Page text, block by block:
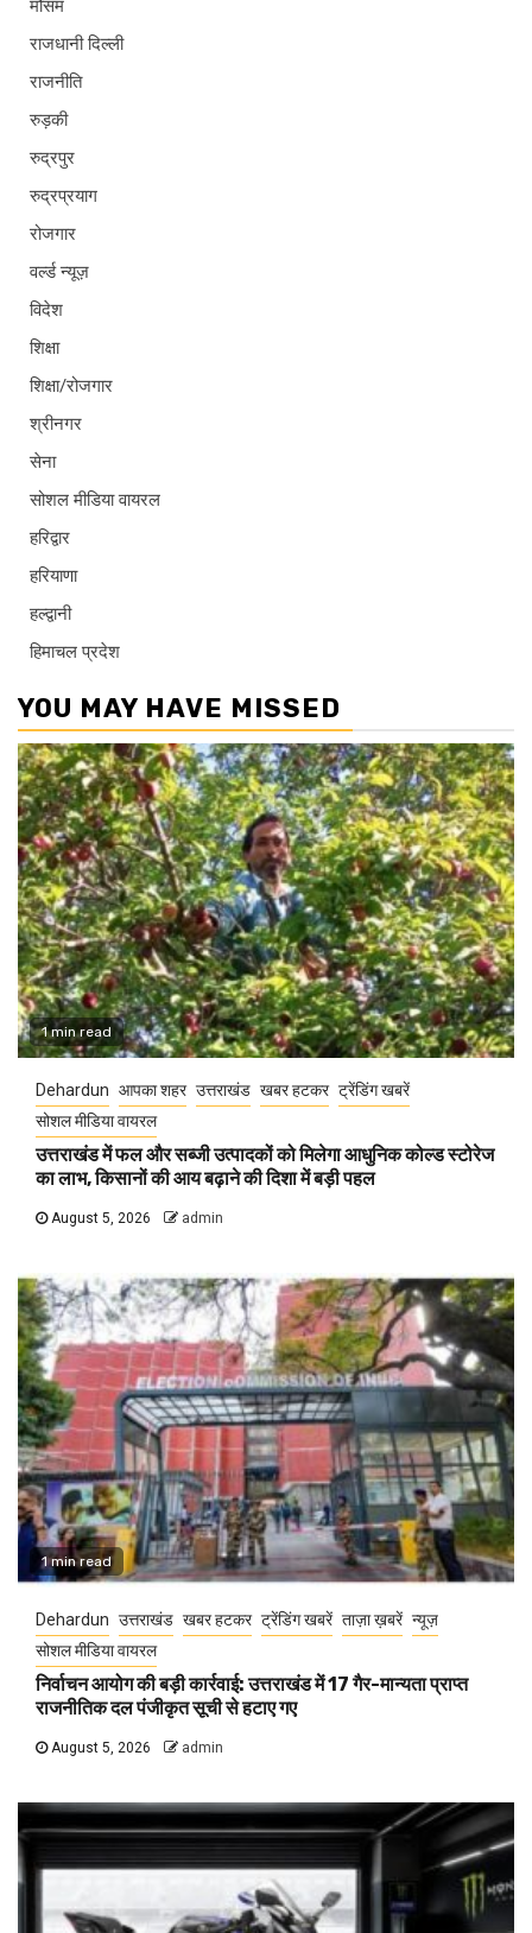
मौसम
राजधानी दिल्ली
राजनीति
रुड़की
रुद्रपुर
रुद्रप्रयाग
रोजगार
वर्ल्ड न्यूज़
विदेश
शिक्षा
शिक्षा/रोजगार
श्रीनगर
सेना
सोशल मीडिया वायरल
हरिद्वार
हरियाणा
हल्द्वानी
हिमाचल प्रदेश
YOU MAY HAVE MISSED
1 min read
Dehardun आपका शहर उत्तराखंड खबर हटकर ट्रेंडिंग खबरें
सोशल मीडिया वायरल
उत्तराखंड में फल और सब्जी उत्पादकों को मिलेगा आधुनिक कोल्ड स्टोरेज
का लाभ, किसानों की आय बढ़ाने की दिशा में बड़ी पहल
August 5, 2026 admin
1 min read
Dehardun उत्तराखंड खबर हटकर ट्रेंडिंग खबरें ताज़ा ख़बरें न्यूज़
सोशल मीडिया वायरल
निर्वाचन आयोग की बड़ी कार्रवाई: उत्तराखंड में 17 गैर-मान्यता प्राप्त
राजनीतिक दल पंजीकृत सूची से हटाए गए
August 5, 2026 admin